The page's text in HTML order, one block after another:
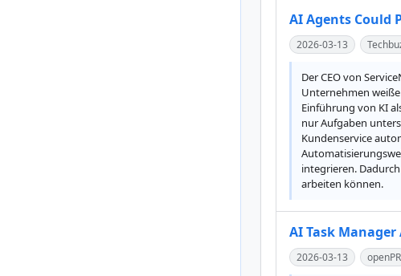
AI Agents Could
2026-03-13
Der CEO von
Unternehmen
Einführung von KI
nur Aufgaben
Kundenservice
integrieren.
arbeiten können.
AI Task Manager
2026-03-13 openPR